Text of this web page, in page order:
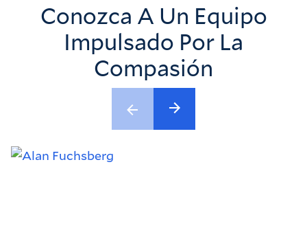
Conozca A Un Equipo
Impulsado Por La
Compasión